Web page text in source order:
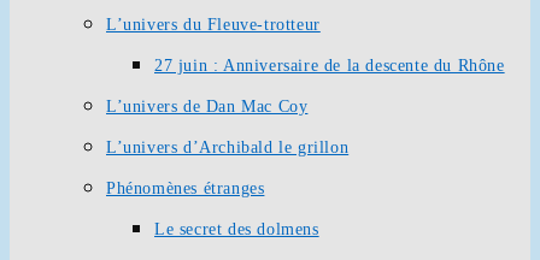
L’univers du Fleuve-trotteur
27 juin : Anniversaire de la descente du Rhône
L’univers de Dan Mac Coy
L’univers d’Archibald le grillon
Phénomènes étranges
Le secret des dolmens